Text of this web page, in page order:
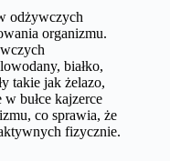
odżywczych
organizmu.
białko,
takie jak żelazo,
bułce kajzerce
co sprawia, że
fizycznie.